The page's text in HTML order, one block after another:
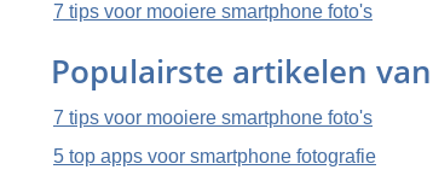
7 tips voor mooiere smartphone foto's
Populairste artikelen
7 tips voor mooiere smartphone foto's
5 top apps voor smartphone fotografie